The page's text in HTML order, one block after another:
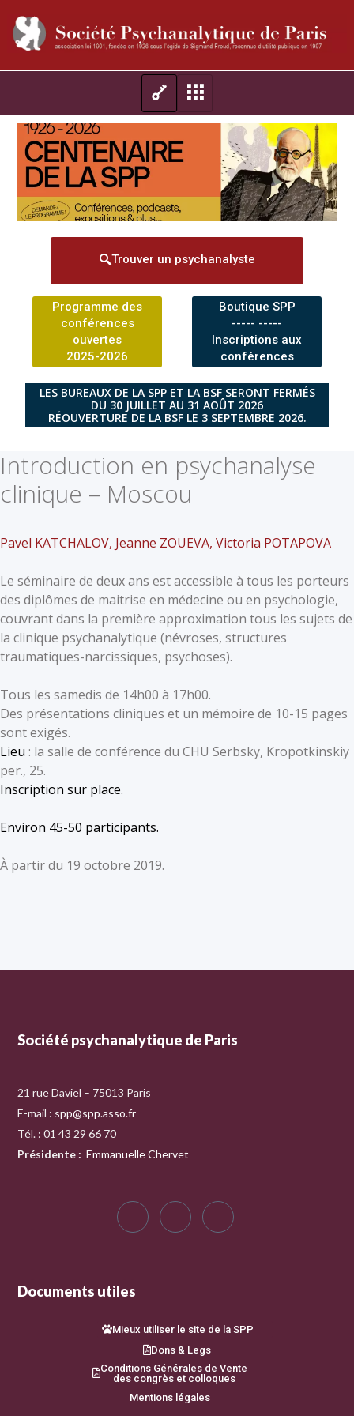
Trouver un psychanalyste
Programme des
conférences
ouvertes
2025-2026
Boutique SPP
----- -----
Inscriptions aux
conférences
LES BUREAUX DE LA SPP ET LA BSF SERONT FERMÉS
DU 30 JUILLET AU 31 AOÛT 2026
RÉOUVERTURE DE LA BSF LE 3 SEPTEMBRE 2026.
Introduction en psychanalyse
clinique – Moscou
Pavel KATCHALOV, Jeanne ZOUEVA, Victoria POTAPOVA
Le séminaire de deux ans est accessible à tous les porteurs
des diplômes de maitrise en médecine ou en psychologie,
couvrant dans la première approximation tous les sujets de
la clinique psychanalytique (névroses, structures
traumatiques-narcissiques, psychoses).
Tous les samedis de 14h00 à 17h00.
Des présentations cliniques et un mémoire de 10-15 pages
sont exigés.
Lieu : la salle de conférence du CHU Serbsky, Kropotkinskiy
per., 25.
Inscription sur place.
Environ 45-50 participants.
À partir du 19 octobre 2019.
Société psychanalytique de Paris
21 rue Daviel – 75013 Paris
E-mail : spp@spp.asso.fr
Tél. : 01 43 29 66 70
Présidente : Emmanuelle Chervet
Documents utiles
Mieux utiliser le site de la SPP
Dons & Legs
Conditions Générales de Vente
des congrès et colloques
Mentions légales